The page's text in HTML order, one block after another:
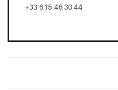
+33 6 15 46 30 44